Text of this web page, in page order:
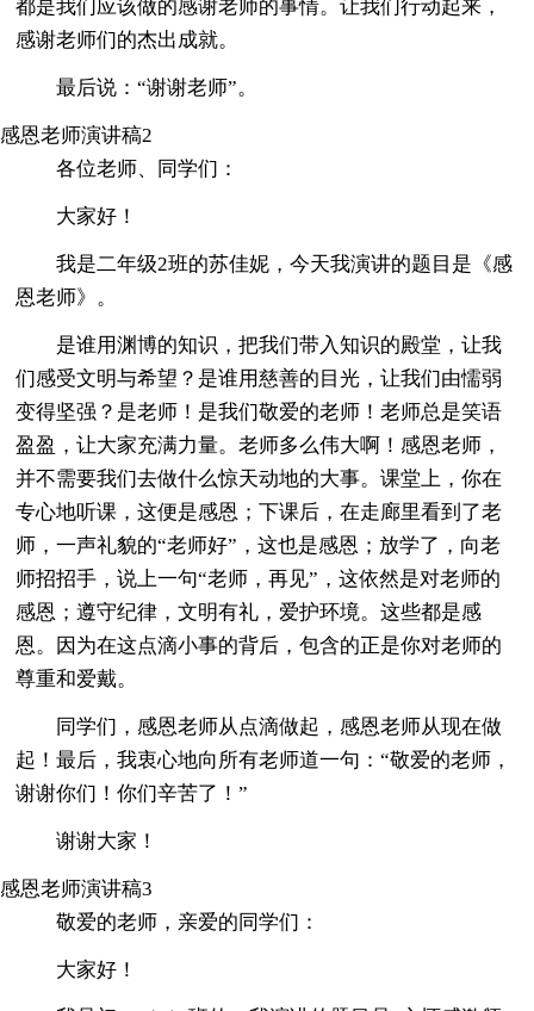
都是我们应该做的感谢老师的事情。让我们行动起来，
感谢老师们的杰出成就。
最后说：“谢谢老师”。
感恩老师演讲稿2
各位老师、同学们：
大家好！
我是二年级2班的苏佳妮，今天我演讲的题目是《感
恩老师》。
是谁用渊博的知识，把我们带入知识的殿堂，让我
们感受文明与希望？是谁用慈善的目光，让我们由懦弱
变得坚强？是老师！是我们敬爱的老师！老师总是笑语
盈盈，让大家充满力量。老师多么伟大啊！感恩老师，
并不需要我们去做什么惊天动地的大事。课堂上，你在
专心地听课，这便是感恩；下课后，在走廊里看到了老
师，一声礼貌的“老师好”，这也是感恩；放学了，向老
师招招手，说上一句“老师，再见”，这依然是对老师的
感恩；遵守纪律，文明有礼，爱护环境。这些都是感
恩。因为在这点滴小事的背后，包含的正是你对老师的
尊重和爱戴。
同学们，感恩老师从点滴做起，感恩老师从现在做
起！最后，我衷心地向所有老师道一句：“敬爱的老师，
谢谢你们！你们辛苦了！”
谢谢大家！
感恩老师演讲稿3
敬爱的老师，亲爱的同学们：
大家好！